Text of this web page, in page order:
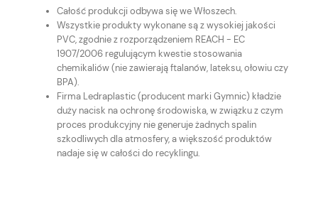
Całość produkcji odbywa się we Włoszech.
Wszystkie produkty wykonane są z wysokiej jakości
PVC, zgodnie z rozporządzeniem REACH - EC
1907/2006 regulującym kwestie stosowania
chemikaliów (nie zawierają ftalanów, lateksu, ołowiu czy
BPA).
Firma Ledraplastic (producent marki Gymnic) kładzie
duży nacisk na ochronę środowiska, w związku z czym
proces produkcyjny nie generuje żadnych spalin
szkodliwych dla atmosfery, a większość produktów
nadaje się w całości do recyklingu.